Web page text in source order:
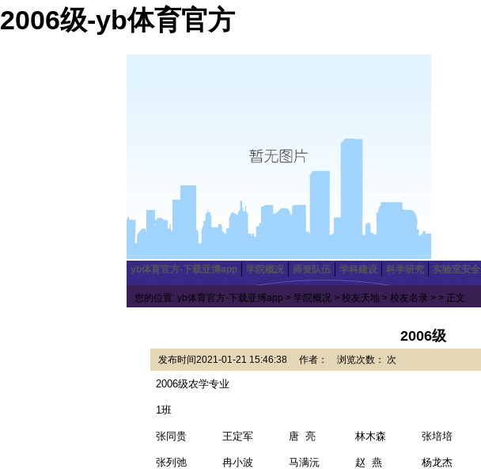
2006级-yb体育官方
yb体育官方-下载亚博app 学院概况 师资队伍 学科建设 科学研究 实验室安全
您的位置: yb体育官方-下载亚博app > 学院概况 > 校友天地 > 校友名录 > > 正文
2006级
发布时间2021-01-21 15:46:38 作者： 浏览次数： 次
2006级农学专业
1班
张同贵 王定军 唐 亮 林木森 张培培
张列弛 冉小波 马满沅 赵 燕 杨龙杰